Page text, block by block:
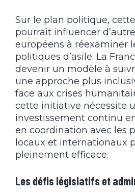
Sur le plan politique,
pourrait influencer
européens à réexaminer
politiques d’asile. La
devenir un modèle à
une approche plus
face aux crises
cette initiative nécessite
investissement continu
en coordination avec les
locaux et internationaux
pleinement efficace.
Les défis législatifs et